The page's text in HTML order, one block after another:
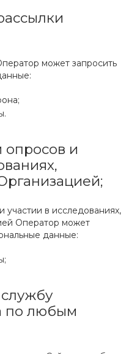
может запросить
и
в исследованиях,
Оператор может
данные:
по любым